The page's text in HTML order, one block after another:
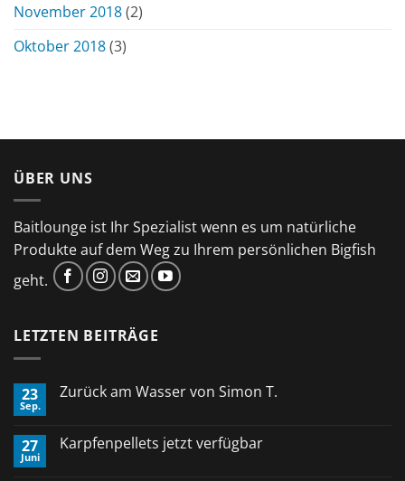
November 2018(2)
Oktober 2018(3)
ÜBER UNS
Baitlounge ist Ihr Spezialist wenn es um natürliche
Produkte auf dem Weg zu Ihrem persönlichen Bigfish
geht.
LETZTEN BEITRÄGE
23
Sep.
Zurück am Wasser von Simon T.
Zurück
27
Juni
Karpfenpellets jetzt verfügbar